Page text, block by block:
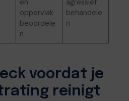
en
oppervlak
beoordele
n
agressief
behandele
n
voordat je
reinigt